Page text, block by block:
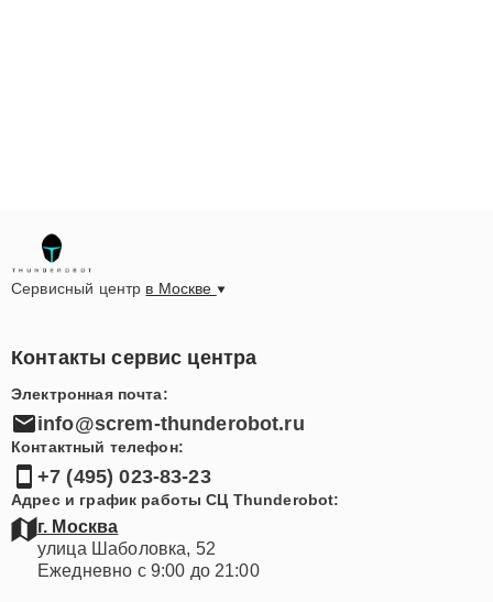
Сервисный центр в Москве
Контакты сервис центра
Электронная почта:
info@screm-thunderobot.ru
Контактный телефон:
+7 (495) 023-83-23
Адрес и график работы СЦ Thunderobot:
г. Москва
улица Шаболовка, 52
Ежедневно с 9:00 до 21:00